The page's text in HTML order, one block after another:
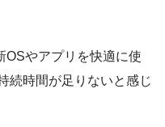
OSやアプリを快適に使
続時間が足りないと感じ